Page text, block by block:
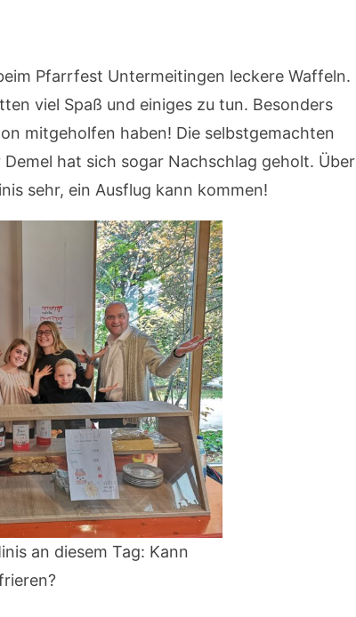
Pfarrfest Untermeitingen leckere Waffeln.
viel Spaß und einiges zu tun. Besonders
mitgeholfen haben! Die selbstgemachten
hat sich sogar Nachschlag geholt. Über
sehr, ein Ausflug kann kommen!
an diesem Tag: Kann